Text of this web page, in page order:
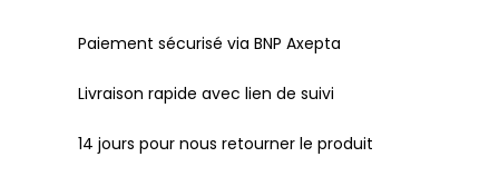
Paiement sécurisé via BNP Axepta
Livraison rapide avec lien de suivi
14 jours pour nous retourner le produit